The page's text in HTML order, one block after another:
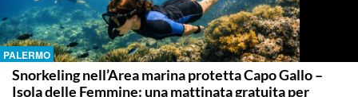
PALERMO
Snorkeling nell’Area marina protetta Capo Gallo –
Isola delle Femmine: una mattinata gratuita per